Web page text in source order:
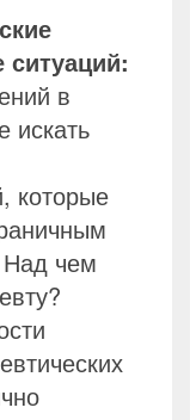
ситуаций:
в
искать
которые
Над чем